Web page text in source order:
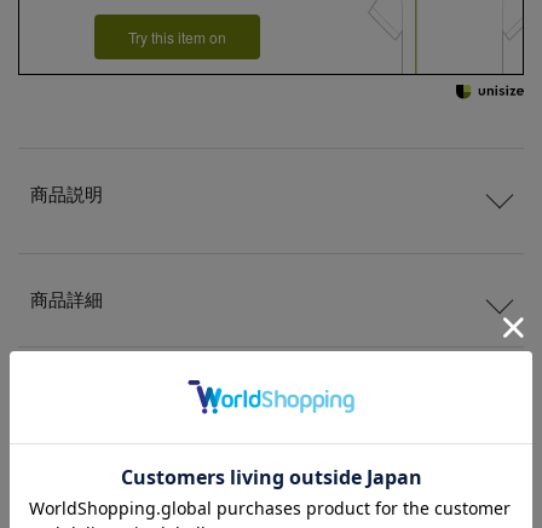
Try this item on
商品説明
商品詳細